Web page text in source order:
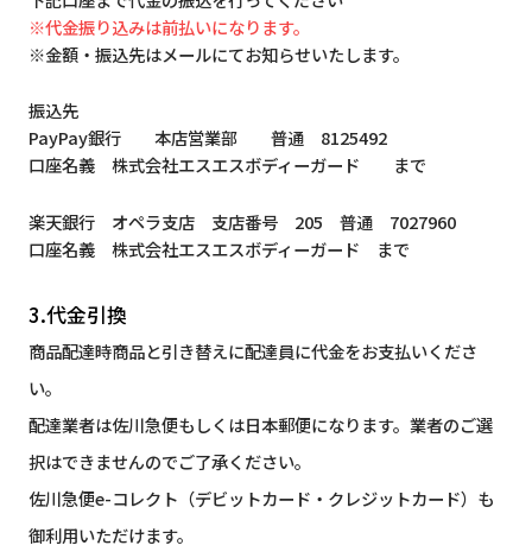
※代金振り込みは前払いになります。
※金額・振込先はメールにてお知らせいたします。
振込先
PayPay銀行 本店営業部 普通 8125492
口座名義 株式会社エスエスボディーガード まで
楽天銀行 オペラ支店 支店番号 205 普通 7027960
口座名義 株式会社エスエスボディーガード まで
3.代金引換
商品配達時商品と引き替えに配達員に代金をお支払いくださ
い。
配達業者は佐川急便もしくは日本郵便になります。業者のご選
択はできませんのでご了承ください。
佐川急便e-コレクト（デビットカード・クレジットカード）も
御利用いただけます。